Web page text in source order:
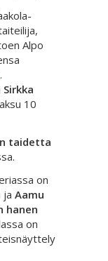
Alpo
Sirkka
10
taidetta
on
ja Aamu
hanen
on